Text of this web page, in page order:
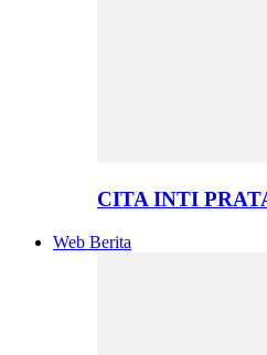
CITA INTI
Web Berita